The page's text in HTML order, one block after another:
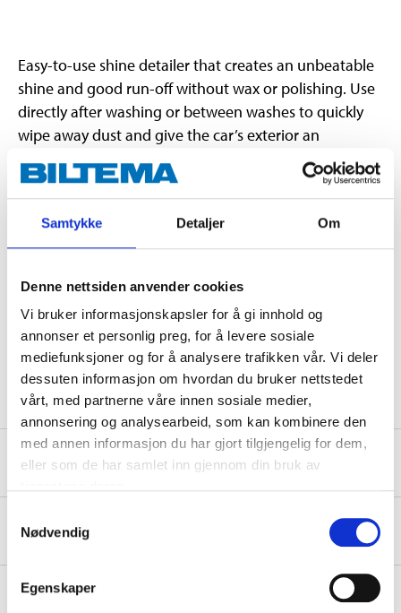
Samtykke Detaljer Om
Denne nettsiden anvender cookies
Vi bruker informasjonskapsler for å gi innhold og
annonser et personlig preg, for å levere sosiale
mediefunksjoner og for å analysere trafikken vår. Vi deler
dessuten informasjon om hvordan du bruker nettstedet
vårt, med partnerne våre innen sosiale medier,
annonsering og analysearbeid, som kan kombinere den
med annen informasjon du har gjort tilgjengelig for dem,
eller som de har samlet inn gjennom din bruk av
Nødvendig
Egenskaper
Easy-to-use shine detailer that creates an unbeatable
shine and good run-off without wax or polishing. Use
directly after washing or between washes to quickly
wipe away dust and give the car’s exterior an
impressive lustre. Can also be used as a wet wax.
EUH208 Contains TRIS(BRANCHED-ALKYL) BORATE. May produce an
allergic reaction.
Technical specifications
Volume 2 l
Safety instructions and other information
About the manufacturer